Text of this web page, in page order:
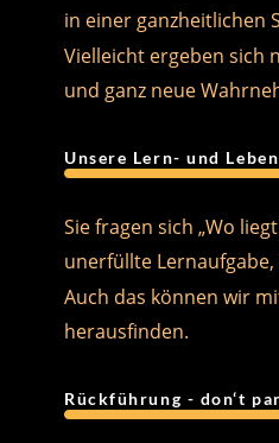
in einer ganzheitlichen
Vielleicht ergeben sich
und ganz neue
Unsere Lern- und
Sie fragen sich „Wo
unerfüllte Lernaufgabe,
Auch das können wir
herausfinden.
Rückführung - don‘t